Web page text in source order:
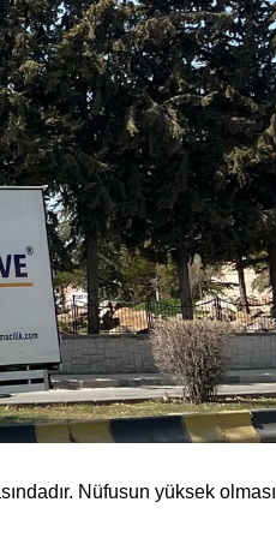
Nüfusun yüksek olması